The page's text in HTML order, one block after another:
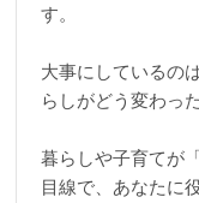
す。
大事にしているの
らしがどう変わっ
暮らしや子育てが
目線で、あなたに